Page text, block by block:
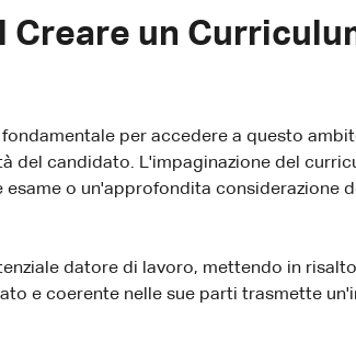
Creare un
per accedere a questo
del candidato. L'impaginazione del
o un'approfondita considerazione
datore di lavoro, mettendo in
e coerente nelle sue parti trasmette